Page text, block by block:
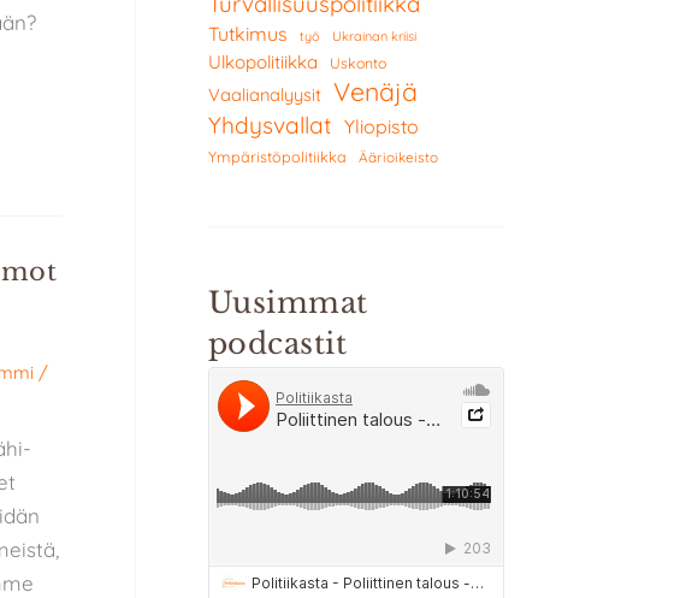
/
Tutkimus työ Ukrainan kriisi
Ulkopolitiikka Uskonto
Vaalianalyysit Venäjä
Yhdysvallat Yliopisto
Ympäristöpolitiikka Äärioikeisto
Uusimmat
podcastit